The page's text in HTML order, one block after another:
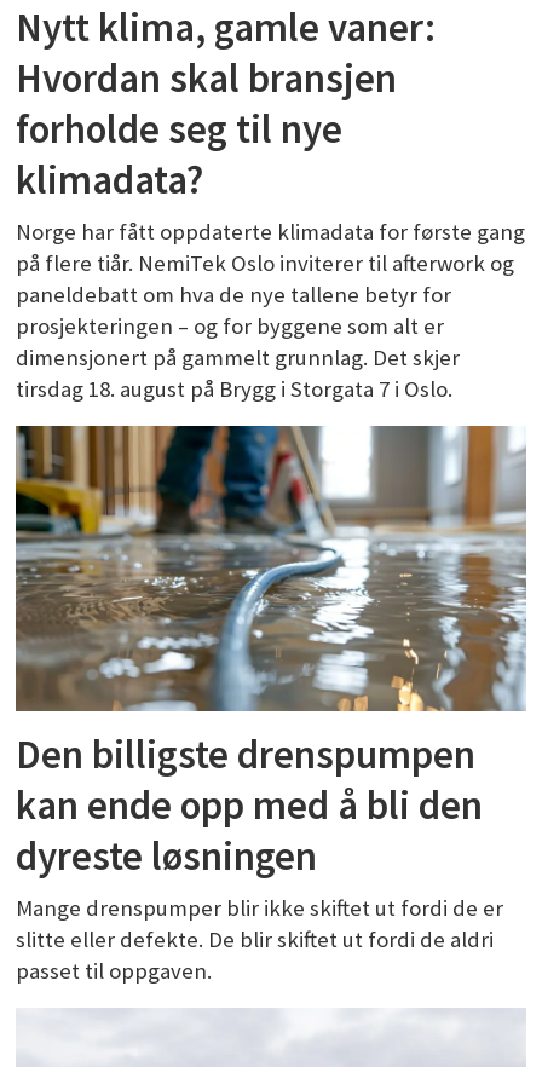
Nytt klima, gamle vaner:
Hvordan skal bransjen
forholde seg til nye
klimadata?
Norge har fått oppdaterte klimadata for første gang
på flere tiår. NemiTek Oslo inviterer til afterwork og
paneldebatt om hva de nye tallene betyr for
prosjekteringen – og for byggene som alt er
dimensjonert på gammelt grunnlag. Det skjer
tirsdag 18. august på Brygg i Storgata 7 i Oslo.
Den billigste drenspumpen
kan ende opp med å bli den
dyreste løsningen
Mange drenspumper blir ikke skiftet ut fordi de er
slitte eller defekte. De blir skiftet ut fordi de aldri
passet til oppgaven.